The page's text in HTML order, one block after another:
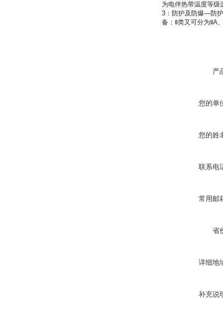
为电伴热带温度等级
3：防护及防爆—防
备；Ⅱ类又可分为ⅡA
产
您的单
您的姓
联系电
常用邮
省
详细地
补充说